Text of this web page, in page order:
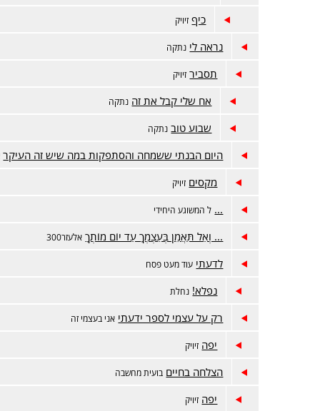
כיף זיויק
נראה לי נתקה
תסביר זיויק
אח שלי קבל את זה נתקה
שבוע טוב נתקה
היום הבנתי ששמחה והסתפקות במה שיש זה העיקר
מקסים זיויק
... ל המשוגע היחידי
... וְאַל תַּאֲמֵן בְּעַצְמְךָ עַד יוֹם מוֹתְךָ אלעזר300
לדעתי עוד מעט פסח
נפלא! נחלת
רק על עצמי לספר ידעתי אני בעצמי זה
יפה זיויק
הצלחה בחיים בועית מחשבה
יפה זיויק